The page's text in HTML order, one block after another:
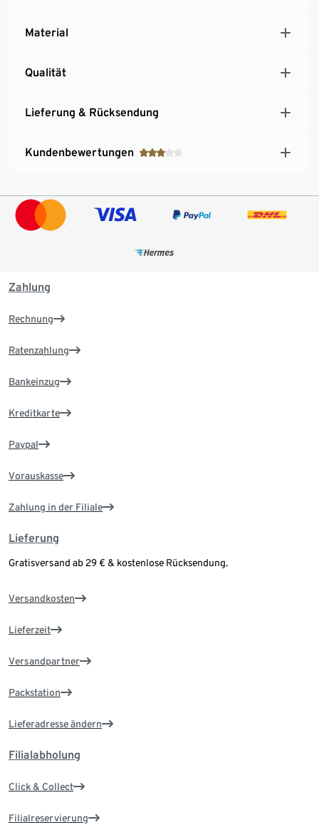
Material
Qualität
Lieferung & Rücksendung
Kundenbewertungen
Zahlung
Rechnung
Ratenzahlung
Bankeinzug
Kreditkarte
Paypal
Vorauskasse
Zahlung in der Filiale
Lieferung
Gratisversand ab 29 € & kostenlose Rücksendung.
Versandkosten
Lieferzeit
Versandpartner
Packstation
Lieferadresse ändern
Filialabholung
Click & Collect
Filialreservierung